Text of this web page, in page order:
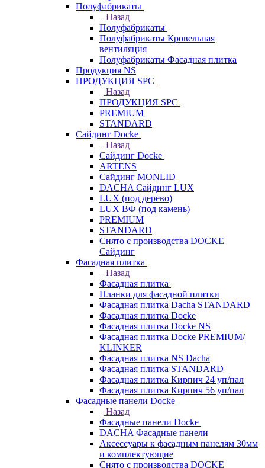
Полуфабрикаты
Назад
Полуфабрикаты
Полуфабрикаты Кровельная
вентиляция
Полуфабрикаты Фасадная плитка
Продукция NS
ПРОДУКЦИЯ SPC
Назад
ПРОДУКЦИЯ SPC
PREMIUM
STANDARD
Сайдинг Docke
Назад
Сайдинг Docke
ARTENS
Cайдинг MONLID
DACHA Сайдинг LUX
LUX (под дерево)
LUX ВФ (под камень)
PREMIUM
STANDARD
Снято с производства DOCKE
Сайдинг
Фасадная плитка
Назад
Фасадная плитка
Планки для фасадной плитки
Фасадная плитка Dacha STANDARD
Фасадная плитка Docke
Фасадная плитка Docke NS
Фасадная плитка Docke PREMIUM/
KLINKER
Фасадная плитка NS Dacha
Фасадная плитка STANDARD
Фасадная плитка Кирпич 24 уп/пал
Фасадная плитка Кирпич 56 уп/пал
Фасадные панели Docke
Назад
Фасадные панели Docke
DACHA Фасадные панели
Аксессуары к фасадным панелям 30мм
и комплектующие
Снято с производства DOCKE